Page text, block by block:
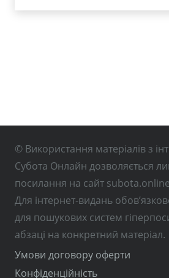
© Використання матеріалів з
Субота Онлайн дозволяється
посилання на сайт subota.online
Для інтернет-видань
для пошукових систем
абзаці на конкретний матеріал.
Умови договору оферти
Конфіденційність